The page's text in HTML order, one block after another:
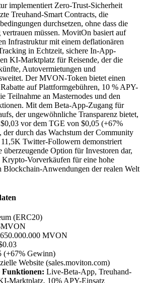
implementiert Zero-Trust-Sicherheit
Treuhand-Smart Contracts, die
durchsetzen, ohne dass die
vertrauen müssen. MovitOn basiert auf
Infrastruktur mit einem deflationären
in Echtzeit, sichere In-App-
KI-Marktplatz für Reisende, der die
Autovermietungen und
Der MVON-Token bietet einen
auf Plattformgebühren, 10 % APY-
Teilnahme an Masternodes und den
Mit dem Beta-App-Zugang für
der ungewöhnliche Transparenz bietet,
vor dem TGE von $0,05 (+67%
durch das Wachstum der Community
Twitter-Followern demonstriert
Option für Investoren dar,
Krypto-Vorverkäufen für eine hohe
Blockchain-Anwendungen der realen Welt
(ERC20)
650.000.000 MVON
(+67% Gewinn)
Website (sales.moviton.com)
Funktionen: Live-Beta-App, Treuhand-
Marktplatz, 10% APY-Einsatz